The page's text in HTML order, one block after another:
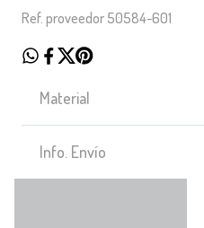
Ref. proveedor 50584-601
Material
Info. Envío